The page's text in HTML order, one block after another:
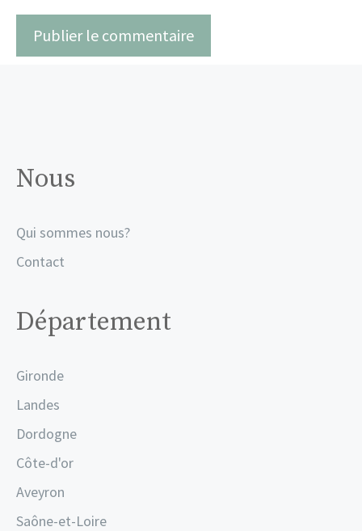
Nous
Qui sommes nous?
Contact
Département
Gironde
Landes
Dordogne
Côte-d'or
Aveyron
Saône-et-Loire